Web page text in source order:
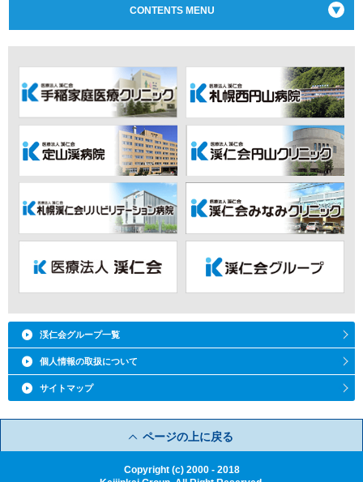
2024年08月09日 現在実施中の治験、治験の実績を更新しました
2024年03月18日 現在募集中の治験を更新しました
2024年03月07日 治験審査委員会の開催日を更新しました
2024年02月09日 現在募集中の治験を更新しました
2024年01月22日 治験手続き要綱を改訂しました
現在実施中の治験、治験の実績を更新しました
2023年12月08日 手稲渓仁会病院治験審査委員会標準業務手順書を改訂しま
した
現在実施中の治験、治験の実績を更新しました
2023年11月09日 2024年1月IRBの開催日を掲載しました
現在実施中の治験、治験の実績を更新しました
2023年09月08日 現在実施中の治験、治験の実績を更新しました
2023年08月04日 現在実施中の治験、治験の実績を更新しました
2023年07月06日 治験審査委員会名簿を更新しました
2023年04月06日 手稲渓仁会病院治験審査委員会標準業務手順書、治験関連
書類への押印省略等に関する手順書、
手稲渓仁会病院治験審査委員会標準業務手順書 補遺、治
験審査委員会における電子資料に関す
治験審査委員会名簿を更新しました
治験審査委員会の開催日を更新しました
2023年01月20日 現在実施中の治験、治験の実績を更新しました
2023年01月01日 治験関連書類への押印省略等に関する手順書を改訂しまし
た
現在実施中の治験、治験の実績を更新しました
2022年11月22日 現在募集中の治験の更新をしました
CONTENTS MENU
渓仁会グループ一覧
個人情報の取扱について
サイトマップ
ページの上に戻る
Copyright (c) 2000 - 2018